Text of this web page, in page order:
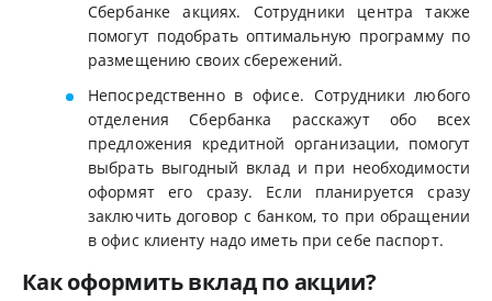
Сбербанке акциях. Сотрудники центра также
помогут подобрать оптимальную программу по
размещению своих сбережений.
Непосредственно в офисе. Сотрудники любого
отделения Сбербанка расскажут обо всех
предложения кредитной организации, помогут
выбрать выгодный вклад и при необходимости
оформят его сразу. Если планируется сразу
заключить договор с банком, то при обращении
в офис клиенту надо иметь при себе паспорт.
Как оформить вклад по акции?